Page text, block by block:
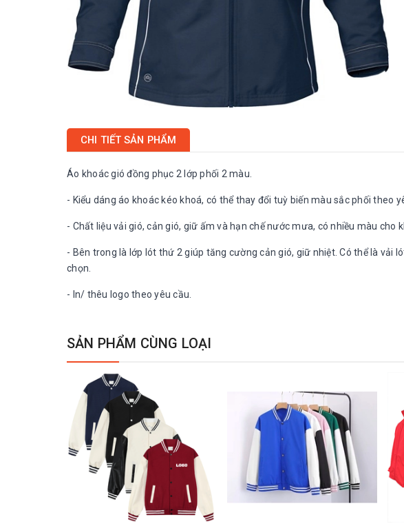
CHI TIẾT SẢN PHẨM
Áo khoác gió đồng phục 2 lớp phối 2 màu.
- Kiểu dáng áo khoác kéo khoá, có thể thay đổi tuỳ biến màu sắc phối theo
- Chất liệu vải gió, cản gió, giữ ấm và hạn chế nước mưa, có nhiều màu cho
- Bên trong là lớp lót thứ 2 giúp tăng cường cản gió, giữ nhiệt. Có thể là vải
chọn.
- In/ thêu logo theo yêu cầu.
SẢN PHẨM CÙNG LOẠI